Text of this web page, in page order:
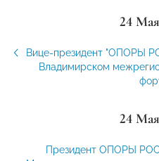
24
Вице-президент "ОПОРЫ
Владимирском
24
Президент ОПОРЫ